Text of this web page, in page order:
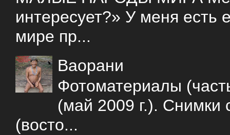
интересует?» У меня есть
мире пр...
Ваорани
Фотоматериалы
(май 2009 г.). Снимки
(восто...